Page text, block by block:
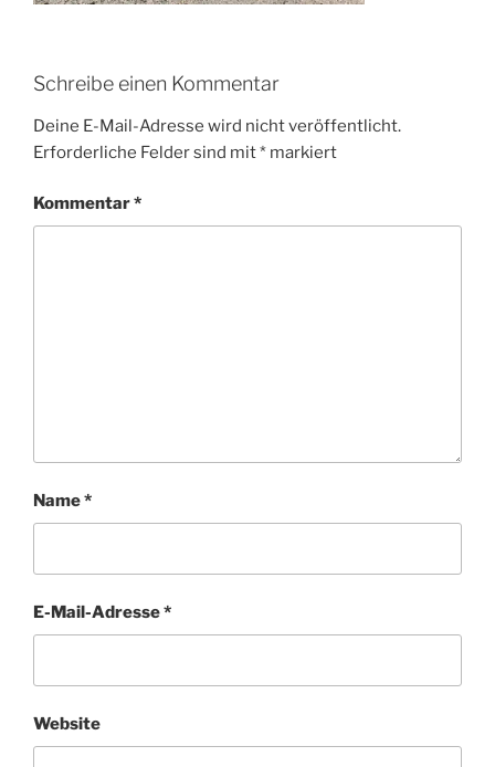
Schreibe einen Kommentar
Deine E-Mail-Adresse wird nicht veröffentlicht.
Erforderliche Felder sind mit* markiert
Kommentar*
Name*
E-Mail-Adresse*
Website